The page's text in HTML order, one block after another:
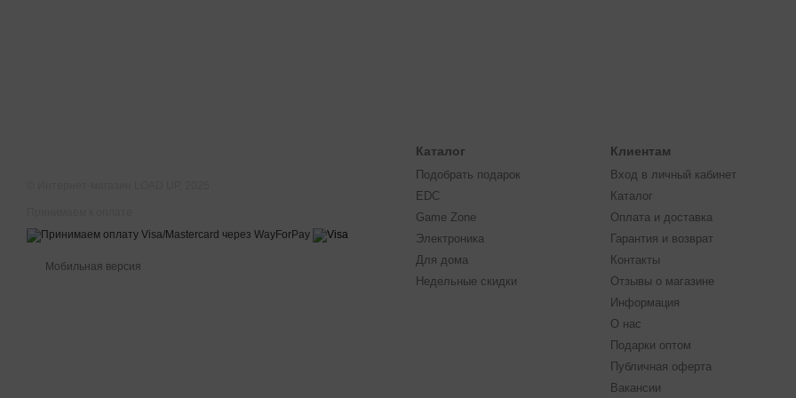
Ассортимент: какие игрушки
Мобильная версия
Каталог
Подобрать подарок
EDC
Game Zone
Электроника
Для дома
Недельные скидки
Клиентам
Вход в личный кабинет
Каталог
Оплата и доставка
Гарантия и возврат
Контакты
Отзывы о магазине
Информация
О нас
Подарки оптом
Публичная оферта
Вакансии